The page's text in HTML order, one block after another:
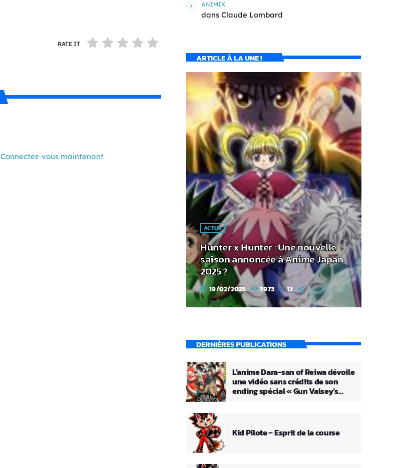
RATE IT
Connectez-vous maintenant
ANIMIX
dans Claude Lombard
ARTICLE À LA UNE !
ACTUS
Hunter x Hunter : Une nouvelle
saison annoncée à Anime Japan
2025 ?
today 19/02/2025 5973 13
DERNIÈRES PUBLICATIONS
L’anime Dara-san of Reiwa dévoile
une vidéo sans crédits de son
ending spécial « Gun Valsey’s
Kid Pilote – Esprit de la course